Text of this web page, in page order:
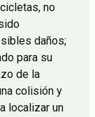
no
daños;
para su
de la
colisión y
localizar un